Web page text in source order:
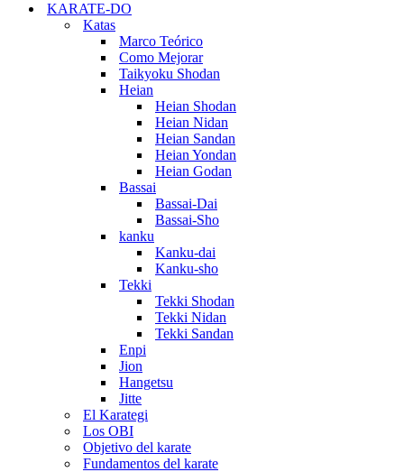
KARATE-DO
Katas
Marco Teórico
Como Mejorar
Taikyoku Shodan
Heian
Heian Shodan
Heian Nidan
Heian Sandan
Heian Yondan
Heian Godan
Bassai
Bassai-Dai
Bassai-Sho
kanku
Kanku-dai
Kanku-sho
Tekki
Tekki Shodan
Tekki Nidan
Tekki Sandan
Enpi
Jion
Hangetsu
Jitte
El Karategi
Los OBI
Objetivo del karate
Fundamentos del karate